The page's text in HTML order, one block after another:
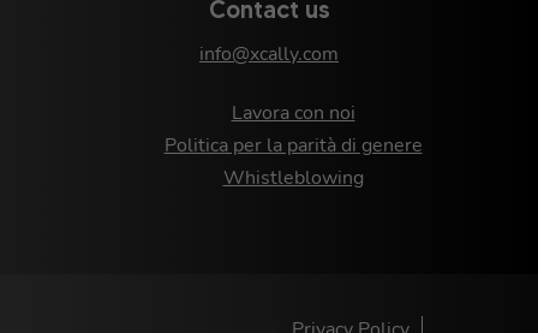
Contact us
info@xcally.com
Lavora con noi
Politica per la parità di genere
Whistleblowing